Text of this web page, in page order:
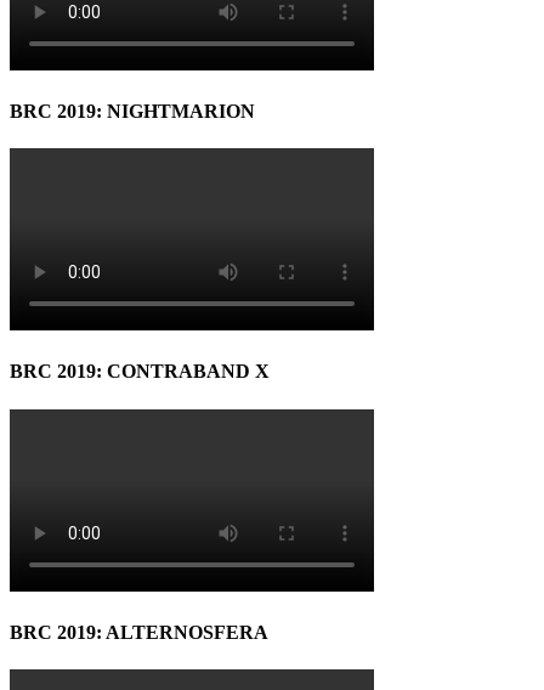
BRC 2019: NIGHTMARION
BRC 2019: CONTRABAND X
BRC 2019: ALTERNOSFERA